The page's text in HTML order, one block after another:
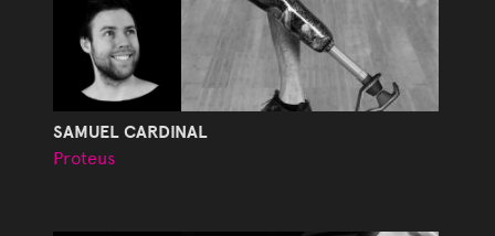
SAMUEL CARDINAL
Proteus